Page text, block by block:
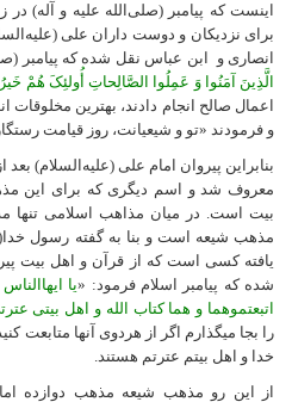
اینست که پیامبر (صلی‌الله علیه و آله)
برای نزدیکان و دوست داران علی
انصاری و ابن عباس نقل شده که پیامبر
الَّذِینَ آمَنُوا وَ عَمِلُوا الصَّالِحاتِ أُولئِکَ هُمْ خَیرُ
اعمال صالح انجام دادند، بهترین مخلوقات
و فرمودند «تو و شیعیانت، روز قیامت
بنابراین پیروان امام علی (علیه‌السلام)
معروف شد و اسم دیگری که برای این
بیت است. در میان مذاهب اسلامی تنها
مذهب شیعه است و بنا به گفته رسول
یافته کسی است که از قرآن و اهل بیت
شده که پیامبر اسلام فرمود: «یا
اتبعتموهما و هما کتاب الله و اهل بیتی
را بجا می­گذارم اگر از هردوی آنها متابعت
خدا و اهل بیتم عترتم هستند.
از این رو مذهب شیعه مذهب دوازده